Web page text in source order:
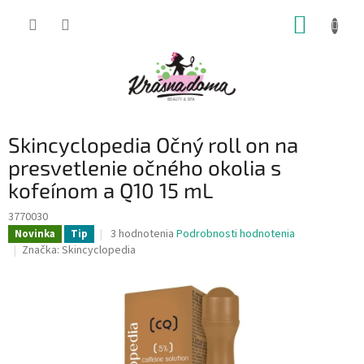
Skincyclopedia Očný roll on na
presvetlenie očného okolia s
kofeínom a Q10 15 mL
3770030
Novinka Tip
Priemerné
hodnotenie
hviezdičiek.
3 hodnotenia Podrobnosti hodnotenia
Značka: Skincyclopedia